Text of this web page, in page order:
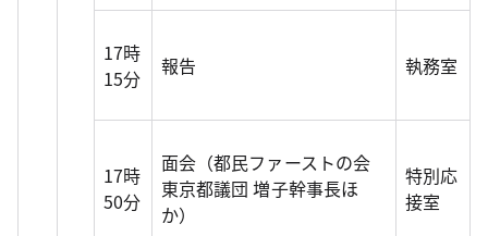
17時
15分
報告 執務室
17時
50分
面会（都民ファーストの会
東京都議団 増子幹事長ほ
か）
特別応
接室